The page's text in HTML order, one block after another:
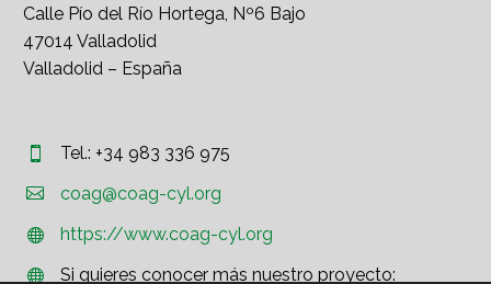
Calle Pío del Río Hortega, Nº6 Bajo
47014 Valladolid
Valladolid – España

 Tel.: +34 983 336 975

 coag@coag-cyl.org

 https://www.coag-cyl.org

 Si quieres conocer más nuestro proyecto: